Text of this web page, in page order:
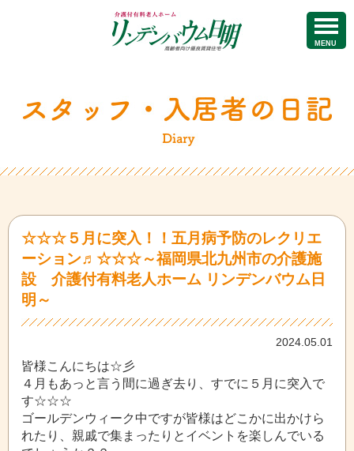
MENU
☆☆☆５月に突入！！五月病予防のレクリエ
ーション♬☆☆☆～福岡県北九州市の介護施
設 介護付有料老人ホーム リンデンバウム日
明～
2024.05.01
皆様こんにちは☆彡
４月もあっと言う間に過ぎ去り、すでに５月に突入で
す☆☆☆
ゴールデンウィーク中ですが皆様はどこかに出かけら
れたり、親戚で集まったりとイベントを楽しんでいる